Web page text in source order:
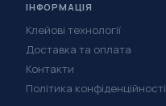
ІНФОРМАЦІЯ
Клейові технології
Доставка та оплата
Контакти
Політика конфіденційності